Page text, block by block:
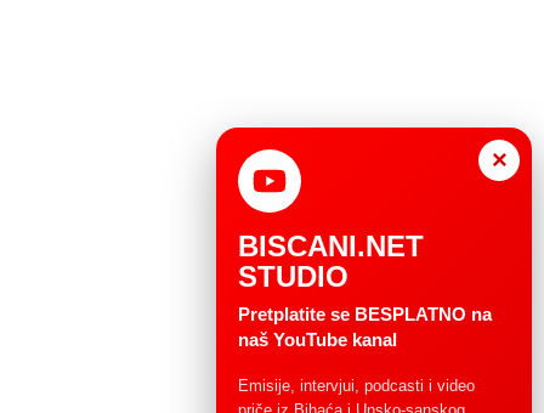
×
BISCANI.NET
STUDIO
Pretplatite se BESPLATNO na
naš YouTube kanal
Emisije, intervjui, podcasti i video